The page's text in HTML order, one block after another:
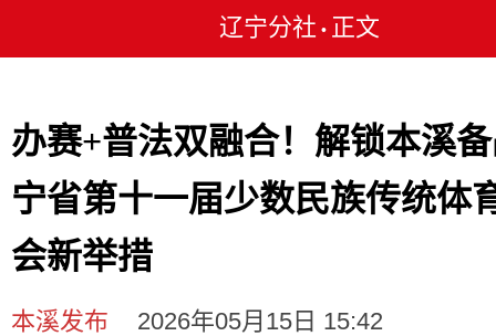
辽宁分社 • 正文
办赛+普法双融合！解锁本溪
宁省第十一届少数民族传统体
会新举措
本溪发布 2026年05月15日 15:42